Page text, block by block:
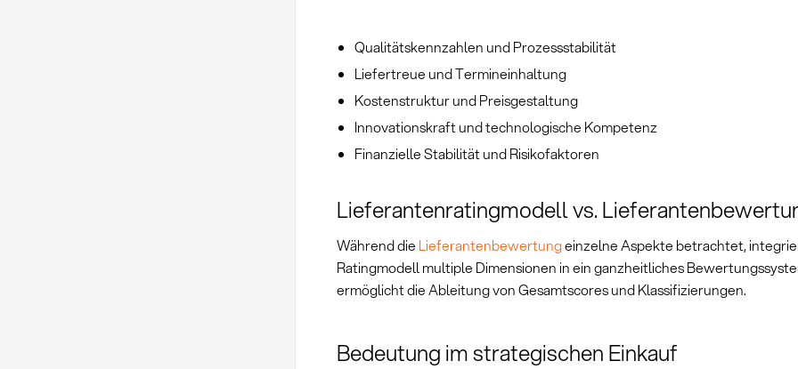
Qualitätskennzahlen und Prozessstabilität
Liefertreue und Termineinhaltung
Kostenstruktur und Preisgestaltung
Innovationskraft und technologische Kompetenz
Finanzielle Stabilität und Risikofaktoren
Lieferantenratingmodell vs.
Während die Lieferantenbewertungeinzelne Aspekte betrachtet,
Ratingmodell multiple Dimensionen in ein ganzheitliches
ermöglicht die Ableitung von Gesamtscores und Klassifizierungen.
Bedeutung im strategischen Einkauf